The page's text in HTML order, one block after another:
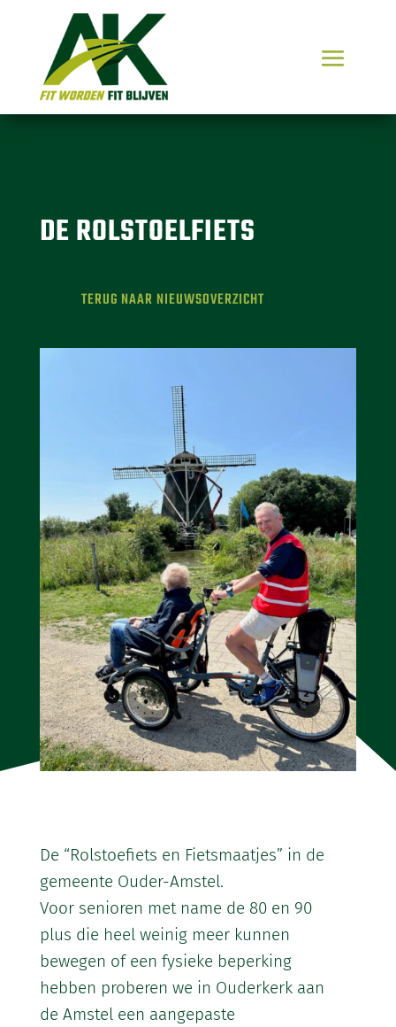
DE ROLSTOELFIETS
TERUG NAAR NIEUWSOVERZICHT
De “Rolstoefiets en Fietsmaatjes” in de
gemeente Ouder-Amstel.
Voor senioren met name de 80 en 90
plus die heel weinig meer kunnen
bewegen of een fysieke beperking
hebben proberen we in Ouderkerk aan
de Amstel een aangepaste